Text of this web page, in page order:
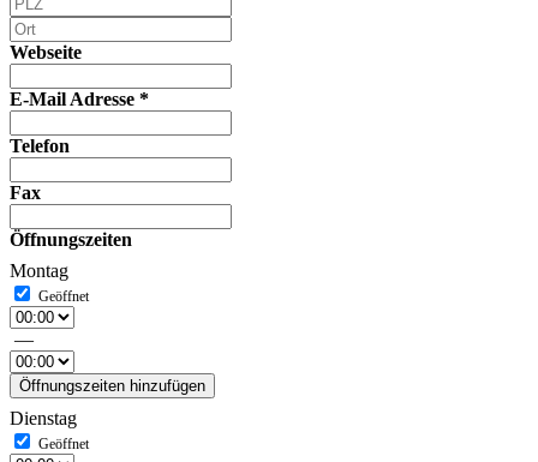
Webseite
E-Mail Adresse *
Telefon
Fax
Öffnungszeiten
Montag
—
Öffnungszeiten hinzufügen
Dienstag